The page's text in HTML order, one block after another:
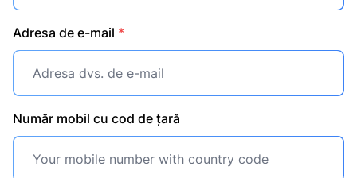
Adresa de e-mail *
Număr mobil cu cod de țară